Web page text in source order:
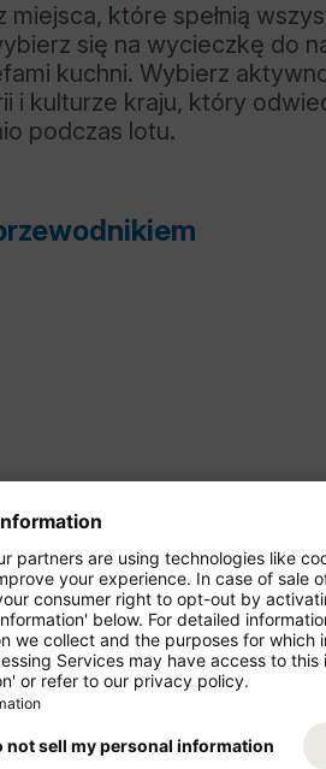
miejsca, które spełnią
się na wycieczkę do
kuchni. Wybierz
i kulturze kraju, który
podczas lotu.